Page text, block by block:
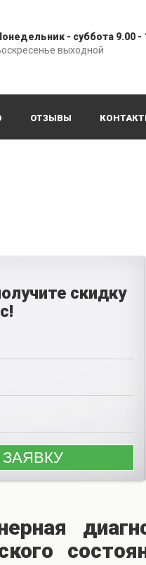
- суббота 9.00 -
выходной
ОТЗЫВЫ
скидку